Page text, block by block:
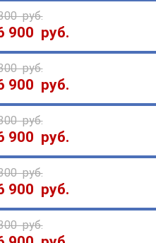
руб.
900 руб.
руб.
900 руб.
руб.
900 руб.
руб.
900 руб.
руб.